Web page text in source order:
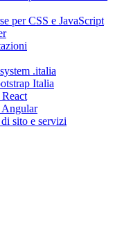
per CSS e JavaScript
.italia
Italia
sito e servizi